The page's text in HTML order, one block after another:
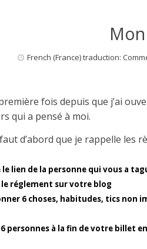
French (France) traduction:
fois depuis que j’ai
qui a pensé à moi.
d’abord que je rappelle les
lien de la personne qui vous a
réglement sur votre blog
6 choses, habitudes, tics non
personnes à la fin de votre billet